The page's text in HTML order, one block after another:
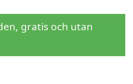
gratis och utan